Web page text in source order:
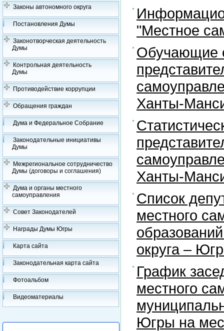
Законы автономного округа
Постановления Думы
Законотворческая деятельность
Думы
Контрольная деятельность
Думы
Противодействие коррупции
Обращения граждан
Дума и Федеральное Собрание
Законодательные инициативы
Думы
Межрегиональное сотрудничество
Думы (договоры и соглашения)
Дума и органы местного
самоуправления
Совет Законодателей
Награды Думы Югры
Карта сайта
Законодательная карта сайта
Фотоальбом
Видеоматериалы
"Местное
Обучающие
Ханты-
Ханты-
Список
местного
округа –
График
местного
Югры на